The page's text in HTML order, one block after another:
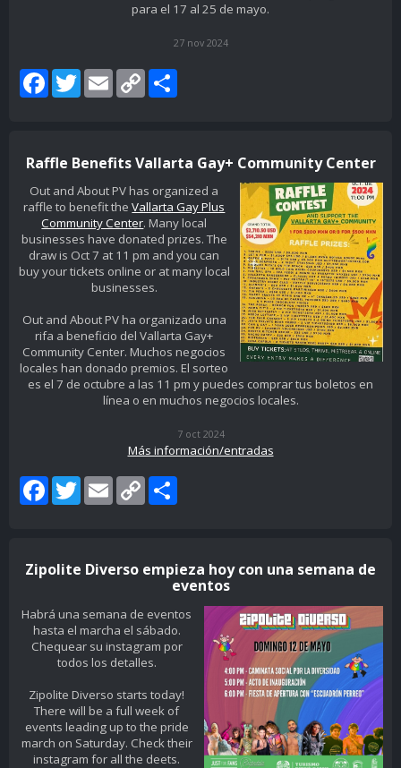
para el 17 al 25 de mayo.
27 nov 2024
FacebookTwitterEmail Copy
Link
Raffle Benefits Vallarta Gay+ Community Center
Out and About PV has organized a
raffle to benefit theVallarta Gay Plus
Community Center. Many local
businesses have donated prizes. The
draw is Oct 7 at 11 pm and you can
buy your tickets online or at many local
businesses.
Out and About PV ha organizado una
rifa a beneficio del Vallarta Gay+
Community Center. Muchos negocios
locales han donado premios. El sorteo
es el 7 de octubre a las 11 pm y puedes comprar tus boletos en
línea o en muchos negocios locales.
7 oct 2024
Más información/entradas
FacebookTwitterEmail Copy
Link
Zipolite Diverso empieza hoy con una semana de
eventos
Habrá una semana de eventos
hasta el marcha el sábado.
Chequear su instagram por
todos los detalles.
Zipolite Diverso starts today!
There will be a full week of
events leading up to the pride
march on Saturday. Check their
instagram for all the deets.